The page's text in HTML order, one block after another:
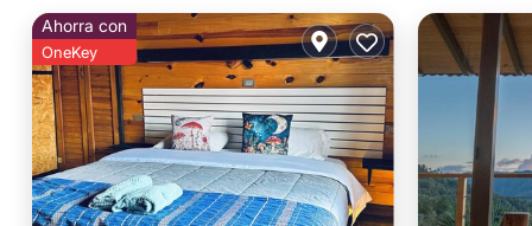
Ahorra con
OneKey